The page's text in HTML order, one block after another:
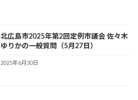
北広島市2025年第2回定例市議会 佐々木
ゆりかの一般質問（5月27日）
2025年6月30日